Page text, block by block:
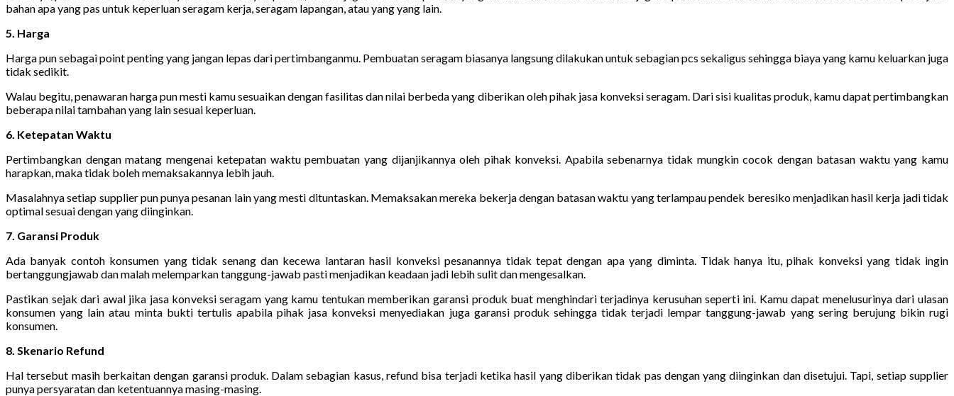
bahan apa yang pas untuk keperluan seragam kerja, seragam lapangan, atau yang yang lain.
5. Harga
Harga pun sebagai point penting yang jangan lepas dari pertimbanganmu. Pembuatan seragam biasanya langsung dilakukan untuk sebagian pcs sekaligus sehingga biaya yang kamu keluarkan juga
tidak sedikit.
Walau begitu, penawaran harga pun mesti kamu sesuaikan dengan fasilitas dan nilai berbeda yang diberikan oleh pihak jasa konveksi seragam. Dari sisi kualitas produk, kamu dapat pertimbangkan
beberapa nilai tambahan yang lain sesuai keperluan.
6. Ketepatan Waktu
Pertimbangkan dengan matang mengenai ketepatan waktu pembuatan yang dijanjikannya oleh pihak konveksi. Apabila sebenarnya tidak mungkin cocok dengan batasan waktu yang kamu
harapkan, maka tidak boleh memaksakannya lebih jauh.
Masalahnya setiap supplier pun punya pesanan lain yang mesti dituntaskan. Memaksakan mereka bekerja dengan batasan waktu yang terlampau pendek beresiko menjadikan hasil kerja jadi tidak
optimal sesuai dengan yang diinginkan.
7. Garansi Produk
Ada banyak contoh konsumen yang tidak senang dan kecewa lantaran hasil konveksi pesanannya tidak tepat dengan apa yang diminta. Tidak hanya itu, pihak konveksi yang tidak ingin
bertanggungjawab dan malah melemparkan tanggung-jawab pasti menjadikan keadaan jadi lebih sulit dan mengesalkan.
Pastikan sejak dari awal jika jasa konveksi seragam yang kamu tentukan memberikan garansi produk buat menghindari terjadinya kerusuhan seperti ini. Kamu dapat menelusurinya dari ulasan
konsumen yang lain atau minta bukti tertulis apabila pihak jasa konveksi menyediakan juga garansi produk sehingga tidak terjadi lempar tanggung-jawab yang sering berujung bikin rugi
konsumen.
8. Skenario Refund
Hal tersebut masih berkaitan dengan garansi produk. Dalam sebagian kasus, refund bisa terjadi ketika hasil yang diberikan tidak pas dengan yang diinginkan dan disetujui. Tapi, setiap supplier
punya persyaratan dan ketentuannya masing-masing.